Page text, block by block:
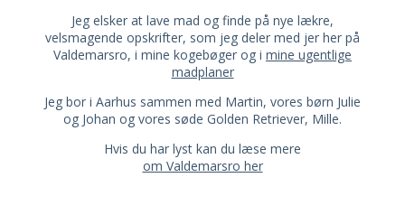
Jeg elsker at lave mad og finde på nye lækre,
velsmagende opskrifter, som jeg deler med jer her på
Valdemarsro, i mine kogebøger og i mine ugentlige
madplaner
Jeg bor i Aarhus sammen med Martin, vores børn Julie
og Johan og vores søde Golden Retriever, Mille.
Hvis du har lyst kan du læse mere
om Valdemarsro her